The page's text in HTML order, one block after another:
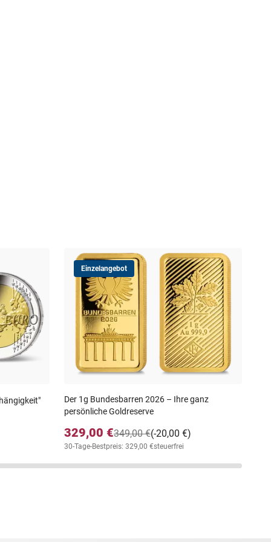
Einzelangebot
Der 1g Bundesbarren 2026 – Ihre ganz
persönliche Goldreserve
329,00 € (-20,00 €)
349,00 €
30-Tage-Bestpreis: 329,00 €steuerfrei